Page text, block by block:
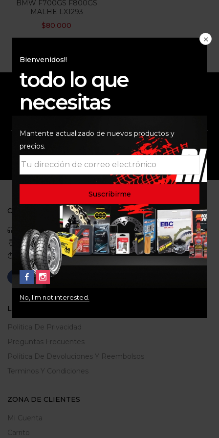
BMW F700GS F800GS
MALHE LX1293
$80.000
Bienvenidos!!
todo lo que
necesitas
Mantente actualizado de nuevos productos y
precios.
No, I’m not interested.
ENVÍO RAPIDO Y
SOPORTE COMUNIDAD
CONTACTO
Celular: 3113422933
Medellin, Colombia
Correo: gerencia@ridershouse.co
LEGALES
Politica De Privacidad
Preguntas Frecuentes
Política De Devoluciones Y Reembolsos
Terminos Y Condiciones
ZONA DE CLIENTES
Mi Cuenta
Carrito